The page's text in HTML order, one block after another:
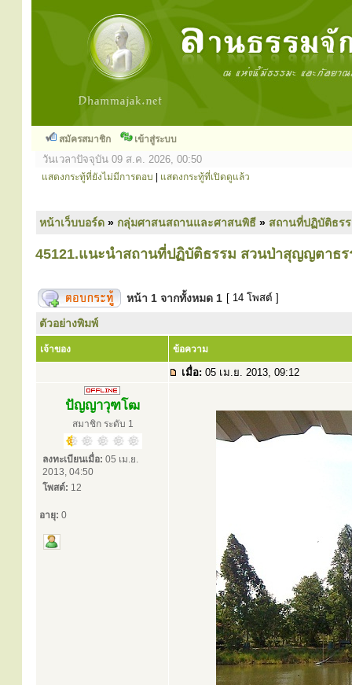
สมัครสมาชิก เข้าสู่ระบบ
วันเวลาปัจจุบัน 09 ส.ค. 2026, 00:50
แสดงกระทู้ที่ยังไม่มีการตอบ แสดงกระทู้ที่เปิดดูแล้ว
หน้าเว็บบอร์ด » กลุ่มศาสนสถานและศาสนพิธี » สถานที่ปฏิบัติธร
45121.แนะนำสถานที่ปฏิบัติธรรม สวนป่าสุญญตาธร
หน้า 1 จากทั้งหมด 1 [ 14 โพสต์ ]
ตัวอย่างพิมพ์
เจ้าของ ข้อความ
เมื่อ: 05 เม.ย. 2013, 09:12
ปัญญาวุฑโฒ
สมาชิก ระดับ 1
ลงทะเบียนเมื่อ: 05 เม.ย.
2013, 04:50
โพสต์: 12
อายุ: 0